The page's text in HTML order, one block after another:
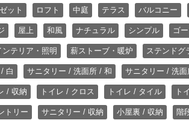
ット ロフト 中庭 テラス バルコニー
屋上 和風 ナチュラル シンプル ゴ
ンテリア・照明 薪ストーブ・暖炉 ステンドグ
白 サニタリー / 洗面所 / 和 サニタリー / 洗
/ 収納 トイレ / クロス トイレ / タイル ト
トリー サニタリー / 収納 小屋裏 / 収納 階